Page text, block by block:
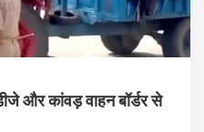
और कांवड़ वाहन बॉर्डर से